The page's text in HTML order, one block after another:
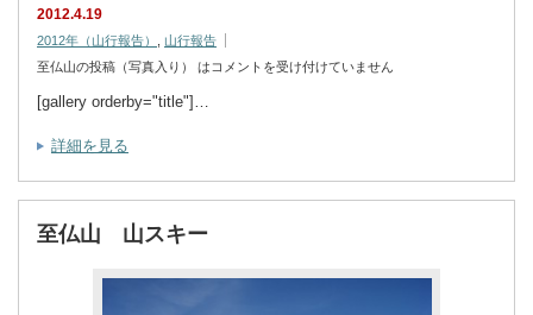
2012.4.19
2012年（山行報告）
山行報告
至仏山の投稿（写真入り） は コメントを受け付けていません
[gallery orderby="title"]…
詳細を見る
至仏山 山スキー